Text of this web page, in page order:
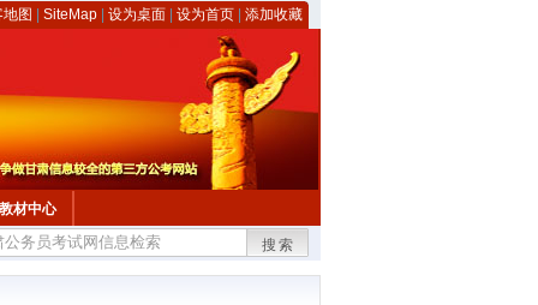
图 SiteMap 设为桌面 设为首页 添加收藏
教材中心
搜索